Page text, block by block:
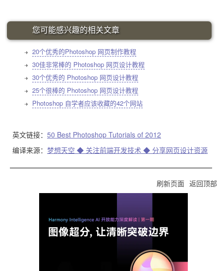
您可能感兴趣的相关文章
20个优秀的Photoshop 网页制作教程
30佳非常棒的 Photoshop 网页设计教程
30个优秀的 Photoshop 网页设计教程
25个很棒的 Photoshop 网页设计教程
Photoshop 自学者应该收藏的42个网站
英文链接： 50 Best Photoshop Tutorials of 2012
编译来源： 梦想天空 ◆ 关注前端开发技术 ◆ 分享网页设计资源
刷新页面 返回顶部